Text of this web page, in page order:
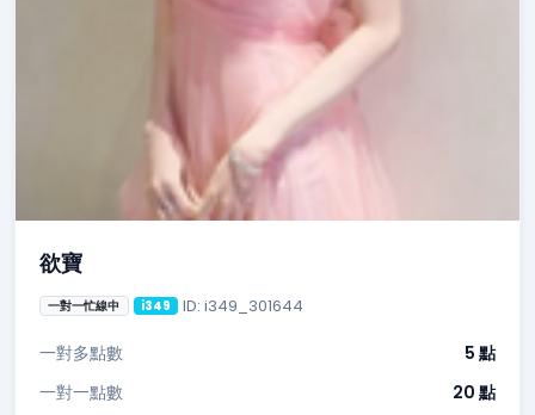
欲寶
一對一忙線中 i349 ID: i349_301644
一對多點數
5 點
一對一點數
20 點